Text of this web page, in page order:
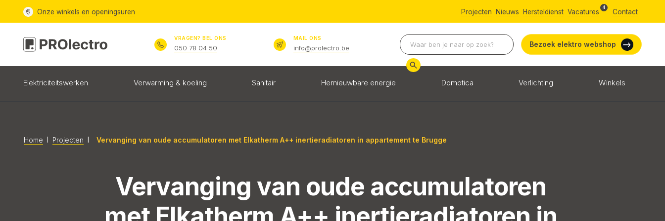
Onze winkels en openingsuren Projecten Nieuws Hersteldienst Vacatures
4
Contact
VRAGEN? BEL ONS
050 78 04 50
MAIL ONS
info@prolectro.be Bezoek elektro webshop
Elektriciteitswerken Verwarming & koeling Sanitair Hernieuwbare energie Domotica Verlichting Winkels
Home l Projecten l Vervanging van oude accumulatoren met Elkatherm A++ inertieradiatoren in appartement te Brugge
Vervanging van oude accumulatoren